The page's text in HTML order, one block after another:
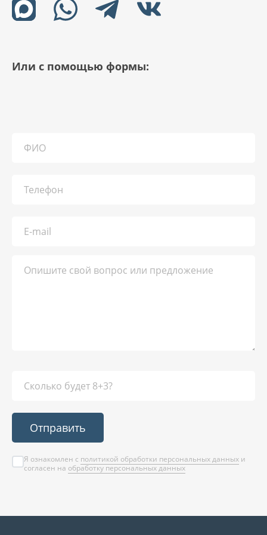
Или с помощью формы:
Отправить
Я ознакомлен с политикой обработки персональных данных и
согласен на обработку персональных данных